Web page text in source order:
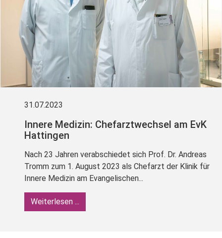
31.07.2023
Innere Medizin: Chefarztwechsel am EvK
Hattingen
Nach 23 Jahren verabschiedet sich Prof. Dr. Andreas
Tromm zum 1. August 2023 als Chefarzt der Klinik für
Innere Medizin am Evangelischen...
Weiterlesen ...